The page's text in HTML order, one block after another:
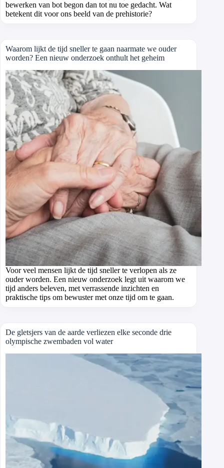
bewerken van bot begon dan tot nu toe gedacht. Wat
betekent dit voor ons beeld van de prehistorie?
Waarom lijkt de tijd sneller te gaan naarmate we ouder
worden? Een nieuw onderzoek onthult het geheim
Voor veel mensen lijkt de tijd sneller te verlopen als ze
ouder worden. Een nieuw onderzoek legt uit waarom we
tijd anders beleven, met verrassende inzichten en
praktische tips om bewuster met onze tijd om te gaan.
De gletsjers van de aarde verliezen elke seconde drie
olympische zwembaden vol water